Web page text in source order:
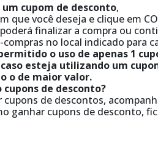
cupom de desconto,
que você deseja e clique em
finalizar a compra ou
compras no local indicado para
o uso de apenas 1
esteja utilizando um
o de maior valor.
cupons de desconto?
cupons de descontos,
ganhar cupons de desconto,